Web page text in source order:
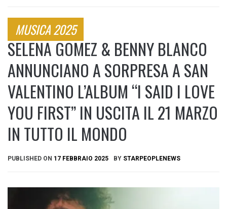
MUSICA 2025
SELENA GOMEZ & BENNY BLANCO
ANNUNCIANO A SORPRESA A SAN
VALENTINO L’ALBUM “I SAID I LOVE
YOU FIRST” IN USCITA IL 21 MARZO
IN TUTTO IL MONDO
PUBLISHED ON 17 FEBBRAIO 2025 BY STARPEOPLENEWS